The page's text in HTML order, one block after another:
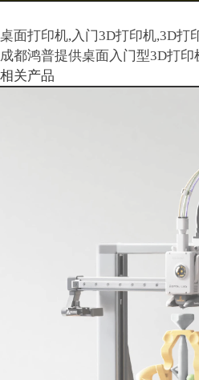
桌面打印机,入门3D打印机,3D打
成都鸿普提供桌面入门型3D打印
相关产品